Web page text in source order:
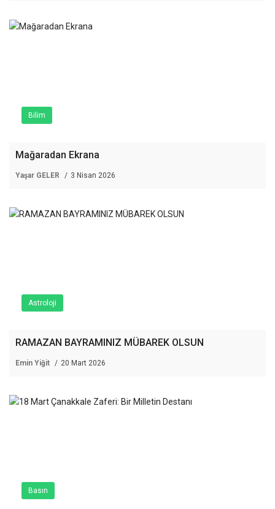
Bilim
Mağaradan Ekrana
Yaşar GELER 3 Nisan 2026
Astroloji
RAMAZAN BAYRAMINIZ MÜBAREK OLSUN
Emin Yiğit 20 Mart 2026
Basın